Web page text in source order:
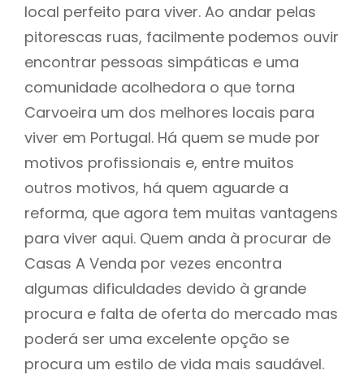
local perfeito para viver. Ao andar pelas
pitorescas ruas, facilmente podemos ouvir
encontrar pessoas simpáticas e uma
comunidade acolhedora o que torna
Carvoeira um dos melhores locais para
viver em Portugal. Há quem se mude por
motivos profissionais e, entre muitos
outros motivos, há quem aguarde a
reforma, que agora tem muitas vantagens
para viver aqui. Quem anda à procurar de
Casas A Venda por vezes encontra
algumas dificuldades devido à grande
procura e falta de oferta do mercado mas
poderá ser uma excelente opção se
procura um estilo de vida mais saudável.